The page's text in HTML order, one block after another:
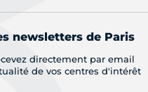
newsletters de Paris
directement par email
de vos centres d'intérêt